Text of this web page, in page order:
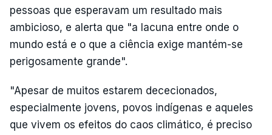
pessoas que esperavam um resultado mais
ambicioso, e alerta que "a lacuna entre onde o
mundo está e o que a ciência exige mantém-se
perigosamente grande".
"Apesar de muitos estarem dececionados,
especialmente jovens, povos indígenas e aqueles
que vivem os efeitos do caos climático, é preciso